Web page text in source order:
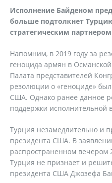
Исполнение Байденом
больше подтолкнет
стратегическим
Напомним, в 2019 году за
геноцида армян в
Палата представителей
резолюции о «геноциде»
США. Однако ранее данное
поддержки исполнительной
Турция незамедлительно и
президента США. В
распространенном вечером
Турция не признает и
президента США Джозефа